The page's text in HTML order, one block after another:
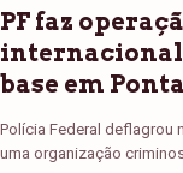
PF faz
internacional
base em
Polícia Federal deflagrou
uma organização